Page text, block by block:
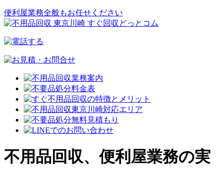
便利屋業務全般もお任せください
不用品回収、便利屋業務の実